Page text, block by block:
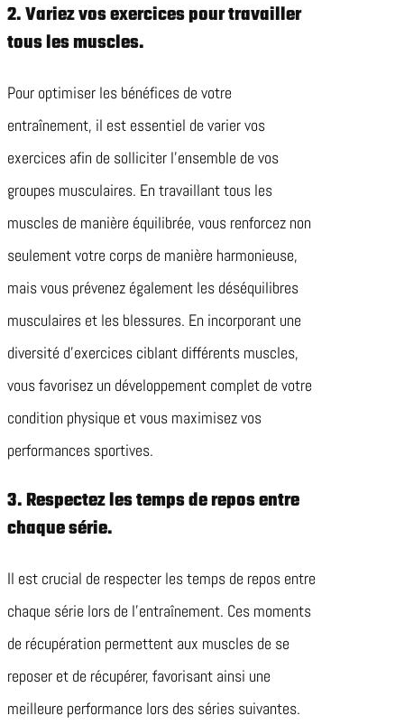
2. Variez vos exercices pour travailler
tous les muscles.
Pour optimiser les bénéfices de votre
entraînement, il est essentiel de varier vos
exercices afin de solliciter l’ensemble de vos
groupes musculaires. En travaillant tous les
muscles de manière équilibrée, vous renforcez non
seulement votre corps de manière harmonieuse,
mais vous prévenez également les déséquilibres
musculaires et les blessures. En incorporant une
diversité d’exercices ciblant différents muscles,
vous favorisez un développement complet de votre
condition physique et vous maximisez vos
performances sportives.
3. Respectez les temps de repos entre
chaque série.
Il est crucial de respecter les temps de repos entre
chaque série lors de l’entraînement. Ces moments
de récupération permettent aux muscles de se
reposer et de récupérer, favorisant ainsi une
meilleure performance lors des séries suivantes.